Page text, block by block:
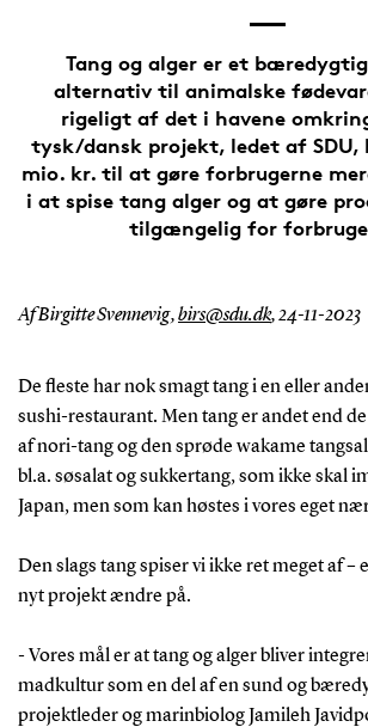
Tang og alger er et
alternativ til animalske
rigeligt af det i havene
tysk/dansk projekt, ledet af SDU,
mio. kr. til at gøre forbrugerne
i at spise tang alger og at gøre
tilgængelig for
Af Birgitte Svennevig,birs@sdu.dk,24-11-2023
De fleste har nok smagt tang i en eller
sushi-restaurant. Men tang er andet end
af nori-tang og den sprøde wakame
bl.a. søsalat og sukkertang, som ikke skal
Japan, men som kan høstes i vores eget
Den slags tang spiser vi ikke ret meget af –
nyt projekt ændre på.
- Vores mål er at tang og alger bliver
madkultur som en del af en sund og
projektleder og marinbiolog Jamileh